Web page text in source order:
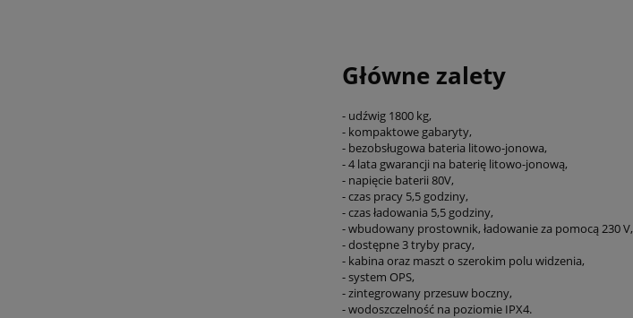
Główne zalety
- udźwig 1800 kg,
- kompaktowe gabaryty,
- bezobsługowa bateria litowo-jonowa,
- 4 lata gwarancji na baterię litowo-jonową,
- napięcie baterii 80V,
- czas pracy 5,5 godziny,
- czas ładowania 5,5 godziny,
- wbudowany prostownik, ładowanie za pomocą 230 V,
- dostępne 3 tryby pracy,
- kabina oraz maszt o szerokim polu widzenia,
- system OPS,
- zintegrowany przesuw boczny,
- wodoszczelność na poziomie IPX4.